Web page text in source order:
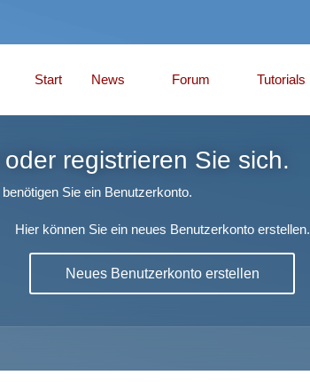
Start News Forum Tutorials
registrieren Sie sich.
Sie ein Benutzerkonto.
Hier können Sie ein neues Benutzerkonto erstellen.
Neues Benutzerkonto erstellen